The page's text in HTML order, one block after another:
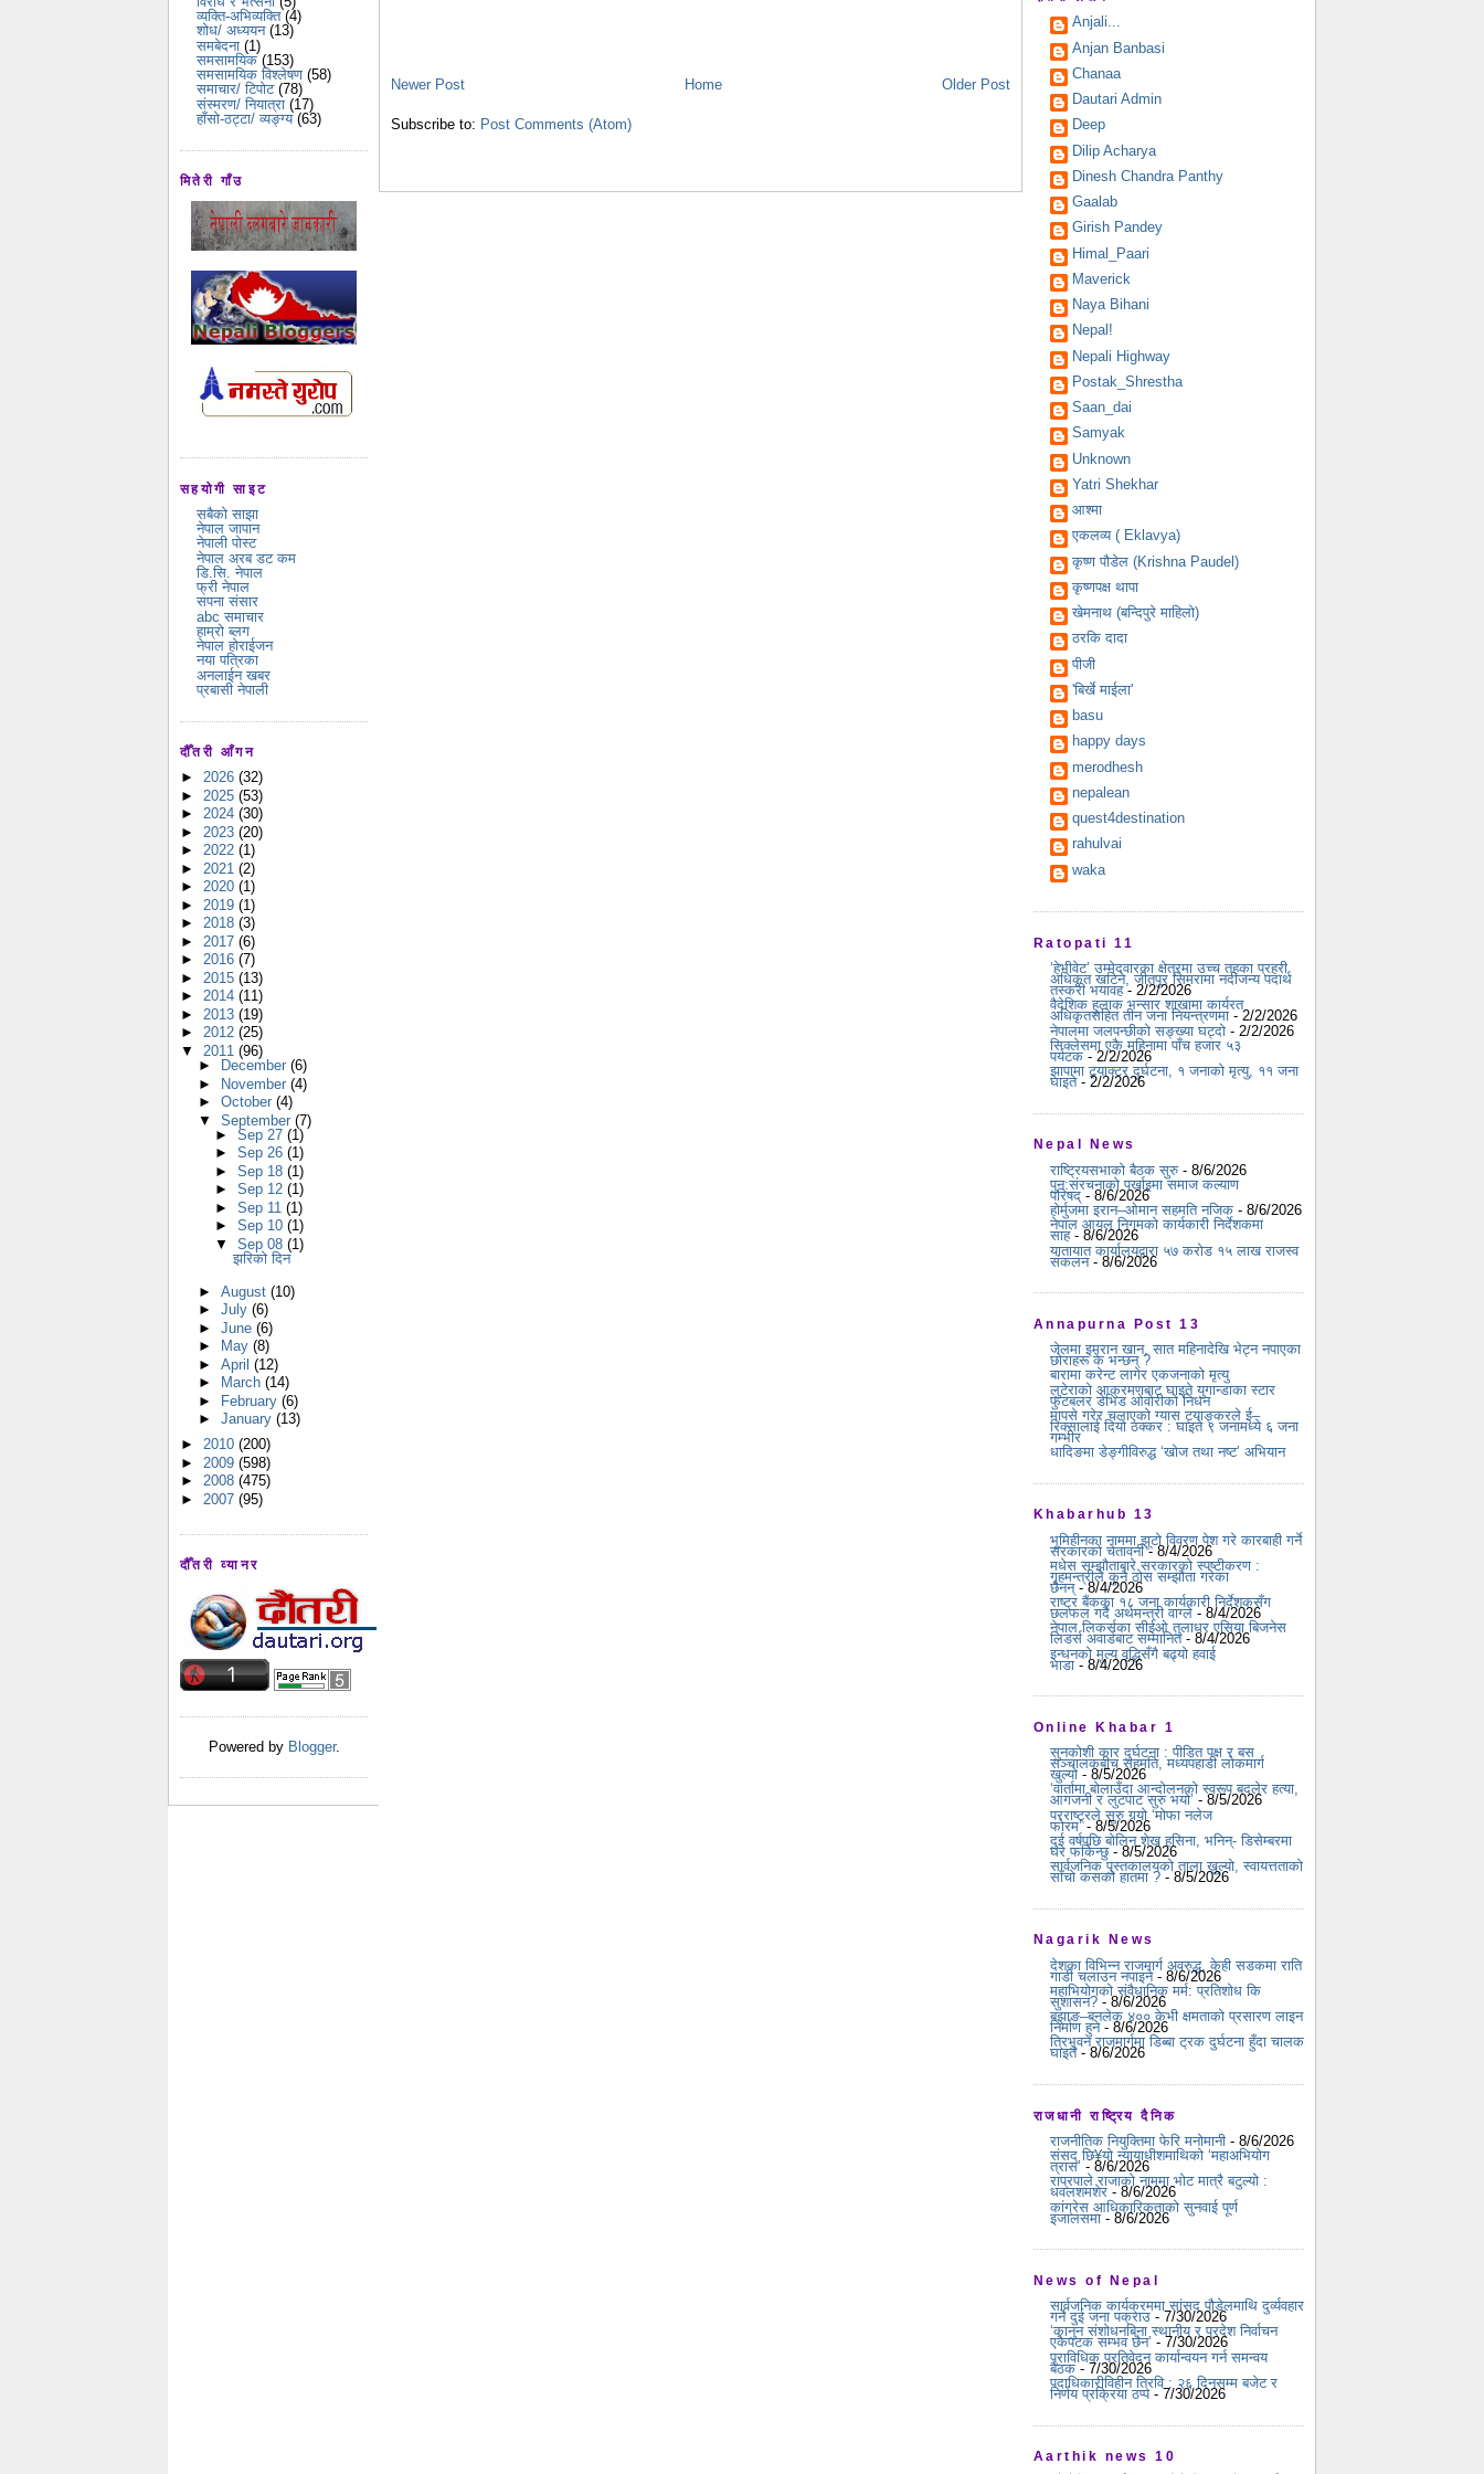
व्यक्ति-अभिव्यक्ति (4)
शोध/ अध्ययन (13)
समबेदना (1)
समसामयिक (153)
समसामयिक विश्लेषण (58)
समाचार/ टिपोट (78)
संस्मरण/ नियात्रा (17)
हाँसो-ठट्टा/ व्यङ्ग्य (63)
मितेरी गाँउ
सहयोगी साइट
सबैको साझा
नेपाल जापान
नेपाली पोस्ट
नेपाल अरब डट कम
डि.सि. नेपाल
फ्री नेपाल
सपना संसार
abc समाचार
हाम्रो ब्लग
नेपाल होराईजन
नया पत्रिका
अनलाईन खबर
प्रबासी नेपाली
दौँतरी आँगन
► 2026 (32)
► 2025 (53)
► 2024 (30)
► 2023 (20)
► 2022 (1)
► 2021 (2)
► 2020 (1)
► 2019 (1)
► 2018 (3)
► 2017 (6)
► 2016 (7)
► 2015 (13)
► 2014 (11)
► 2013 (19)
► 2012 (25)
▼ 2011 (96)
►
December (6)
► November (4)
► October (4)
▼ September (7)
►Sep 27(1)
►Sep 26(1)
►Sep 18(1)
►Sep 12(1)
►Sep 11(1)
►Sep 10(1)
▼Sep 08(1)
झरिको दिन
► August (10)
► July (6)
► June (6)
►
May (8)
► April (12)
►
March (14)
► February (6)
► January (13)
► 2010 (200)
► 2009 (598)
► 2008 (475)
► 2007 (95)
दौँतरी व्यानर
Powered by Blogger.
Newer Post Older Post
Home
Subscribe to: Post Comments (Atom)
Anjali...
Anjan Banbasi
Chanaa
Dautari Admin
Deep
Dilip Acharya
Dinesh Chandra Panthy
Gaalab
Girish Pandey
Himal_Paari
Maverick
Naya Bihani
Nepal!
Nepali Highway
Postak_Shrestha
Saan_dai
Samyak
Unknown
Yatri Shekhar
आश्मा
एकलव्य ( Eklavya)
कृष्ण पौडेल (Krishna Paudel)
कृष्णपक्ष थापा
खेमनाथ (बन्दिपुरे माहिलो)
ठरकि दादा
पीजी
'बिर्खे माईला'
basu
happy days
merodhesh
nepalean
quest4destination
rahulvai
waka
Ratopati 11
‘हेभीवेट’ उम्मेदवारका क्षेत्रमा उच्च तहका प्रहरी
अधिकृत खटिने, जीतपुर सिमरामा नदीजन्य पदार्थ
तस्करी भयावह- 2/2/2026
वैदेशिक हुलाक भन्सार शाखामा कार्यरत
अधिकृतसहित तीन जना नियन्त्रणमा - 2/2/2026
नेपालमा जलपन्छीको सङ्ख्या घट्दो - 2/2/2026
सिक्लेसमा एकै महिनामा पाँच हजार ५३
पर्यटक - 2/2/2026
झापामा ट्र्याक्टर दुर्घटना, १ जनाको मृत्यु, ११ जना
घाइते- 2/2/2026
Nepal News
राष्ट्रियसभाको बैठक सुरु- 8/6/2026
पुन:संरचनाको पर्खाइमा समाज कल्याण
परिषद् - 8/6/2026
होर्मुजमा इरान–ओमान सहमति नजिक - 8/6/2026
नेपाल आयल निगमको कार्यकारी निर्देशकमा
साह- 8/6/2026
यातायात कार्यालयद्वारा ५७ करोड १५ लाख राजस्व
संकलन- 8/6/2026
Annapurna Post 13
जेलमा इमरान खान, सात महिनादेखि भेट्न नपाएका
छोराहरू के भन्छन् ?
बारामा करेन्ट लागेर एकजनाको मृत्यु
लुटेराको आक्रमणबाट घाइते युगान्डाका स्टार
फुटबलर डेभिड ओवोरीको निधन
मापसे गरेर चलाएको ग्यास ट्याङ्करले ई–
रिक्सालाई दियो ठक्कर : घाइते ९ जनामध्ये ६ जना
गम्भीर
धादिङमा डेङ्गीविरुद्ध ‘खोज तथा नष्ट’ अभियान
Khabarhub 13
भूमिहीनका नाममा झूटो विवरण पेश गरे कारबाही गर्ने
सरकारको चेतावनी- 8/4/2026
मधेस सम्झौताबारे सरकारको स्पष्टीकरण :
गृहमन्त्रीले कुनै ठोस सम्झौता गरेका
छैनन्- 8/4/2026
राष्ट्र बैंकका १८ जना कार्यकारी निर्देशकसँग
छलफल गर्दै अर्थमन्त्री वाग्ले - 8/4/2026
नेपाल लिकर्सका सीईओ तुलाधर एसिया बिजनेस
लिडर्स अवार्डबाट सम्मानित- 8/4/2026
इन्धनको मूल्य वृद्धिसँगै बढ्यो हवाई
भाडा- 8/4/2026
Online Khabar 1
सुनकोशी कार दुर्घटना : पीडित पक्ष र बस
सञ्चालकबीच सहमति, मध्यपहाडी लोकमार्ग
खुल्यो - 8/5/2026
‘वार्तामा बोलाउँदा आन्दोलनको स्वरूप बदलेर हत्या,
आगजनी र लुटपाट सुरु भयो’ - 8/5/2026
परराष्ट्रले सुरु गर्‍यो ‘मोफा नलेज
फोरम’- 8/5/2026
दुई वर्षपछि बोलिन शेख हसिना, भनिन्- डिसेम्बरमा
घर फर्किन्छु- 8/5/2026
सार्वजनिक पुस्तकालयको ताला खुल्यो, स्वायत्तताको
साँचो कसको हातमा ? - 8/5/2026
Nagarik News
देशका विभिन्न राजमार्ग अवरुद्ध, केही सडकमा राति
गाडी चलाउन नपाइने- 8/6/2026
महाभियोगको संवैधानिक मर्म: प्रतिशोध कि
सुशासन? - 8/6/2026
बझाङ–बनलेक ४०० केभी क्षमताको प्रसारण लाइन
निर्माण हुने- 8/6/2026
त्रिभुवन राजमार्गमा डिब्बा ट्रक दुर्घटना हुँदा चालक
घाइते- 8/6/2026
राजधानी राष्ट्रिय दैनिक
राजनीतिक नियुक्तिमा फेरि मनोमानी - 8/6/2026
संसद् छि¥यो न्यायाधीशमाथिको ‘महाअभियोग
त्रास’ - 8/6/2026
राप्रपाले राजाको नाममा भोट मात्रै बटुल्यो :
धवलशमशेर - 8/6/2026
कांग्रेस आधिकारिकताको सुनवाई पूर्ण
इजालसमा- 8/6/2026
News of Nepal
सार्वजनिक कार्यक्रममा सांसद पौडेलमाथि दुर्व्यवहार
गर्ने दुई जना पक्राउ - 7/30/2026
‘कानुन संशोधनबिना स्थानीय र प्रदेश निर्वाचन
एकैपटक सम्भव छैन’ - 7/30/2026
प्राविधिक प्रतिवेदन कार्यान्वयन गर्न समन्वय
बैठक- 7/30/2026
पदाधिकारीविहीन त्रिवि : २६ दिनसम्म बजेट र
निर्णय प्रक्रिया ठप्प- 7/30/2026
Aarthik news 10